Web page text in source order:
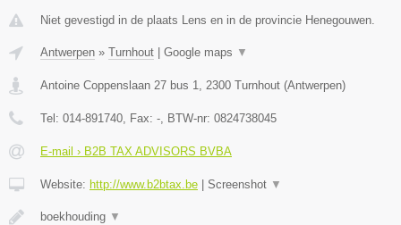
Niet gevestigd in de plaats Lens en in de provincie Henegouwen.
Antwerpen » Turnhout Google maps ▼
Antoine Coppenslaan 27 bus 1, 2300 Turnhout (Antwerpen)
Tel: 014-891740, Fax: -, BTW-nr: 0824738045
E-mail › B2B TAX ADVISORS BVBA
Website: http://www.b2btax.be Screenshot ▼
boekhouding ▼